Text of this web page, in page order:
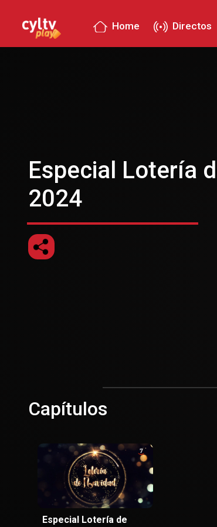
Home Directos
Especial Lotería
2024
Capítulos
Especial Lotería de